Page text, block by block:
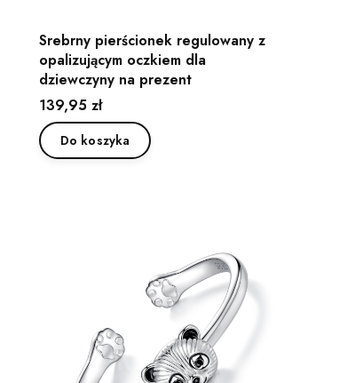
Srebrny pierścionek regulowany z
opalizującym oczkiem dla
dziewczyny na prezent
Cena
139,95 zł
Do koszyka